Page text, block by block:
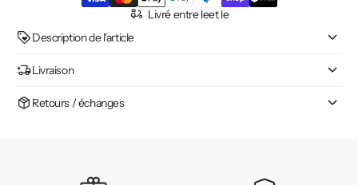
Livré entre leet le
Description de l'article
Livraison
Retours / échanges